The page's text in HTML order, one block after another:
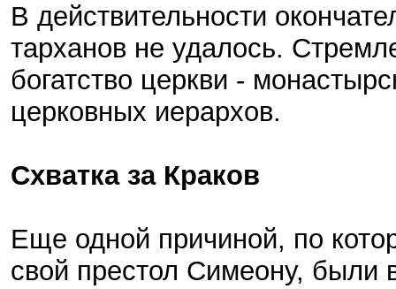
В действительности
тарханов не удалось.
богатство церкви -
церковных иерархов.
Схватка за Краков
Еще одной причиной, по
свой престол Симеону, были